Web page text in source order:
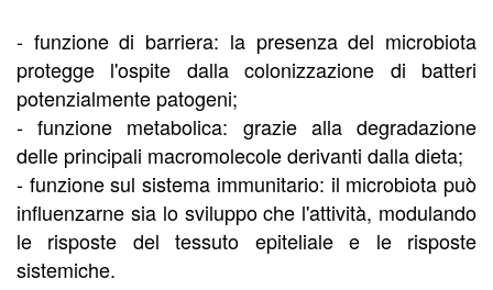
- funzione di barriera: la presenza del microbiota
protegge l'ospite dalla colonizzazione di batteri
potenzialmente patogeni;
- funzione metabolica: grazie alla degradazione
delle principali macromolecole derivanti dalla dieta;
- funzione sul sistema immunitario: il microbiota può
influenzarne sia lo sviluppo che l'attività, modulando
le risposte del tessuto epiteliale e le risposte
sistemiche.